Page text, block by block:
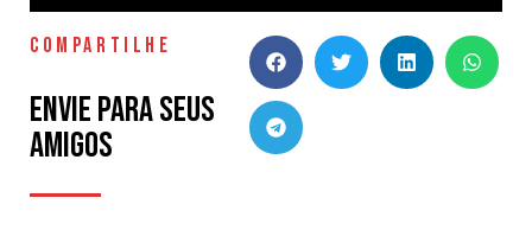
COMPARTILHE
Envie para seus
amigos